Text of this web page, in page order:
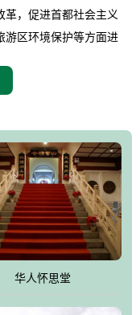
革，促进首都社会主义
游区环境保护等方面进
5．8万平方米。主体建
百家姓觅宗长廊等。
风格。蓝色的琉璃瓦屋
的雄狮、华表，花岗岩
与万里长城浑然一体、
殿入口两侧是用蜡染技
文化与炎黄始祖，小环
喻着往生者与长城同
山河同在，与日月同
华人怀思堂